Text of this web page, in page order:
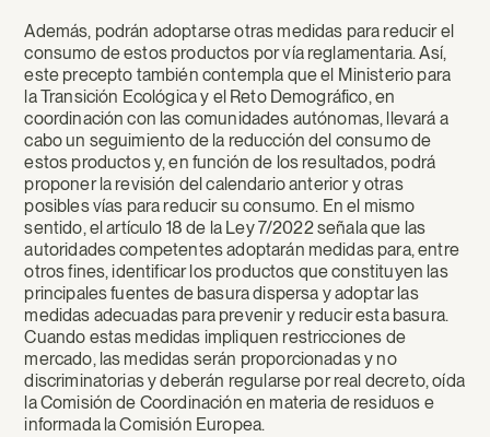
Además, podrán adoptarse otras medidas para reducir el
consumo de estos productos por vía reglamentaria. Así,
este precepto también contempla que el Ministerio para
la Transición Ecológica y el Reto Demográfico, en
coordinación con las comunidades autónomas, llevará a
cabo un seguimiento de la reducción del consumo de
estos productos y, en función de los resultados, podrá
proponer la revisión del calendario anterior y otras
posibles vías para reducir su consumo. En el mismo
sentido, el artículo 18 de la Ley 7/2022 señala que las
autoridades competentes adoptarán medidas para, entre
otros fines, identificar los productos que constituyen las
principales fuentes de basura dispersa y adoptar las
medidas adecuadas para prevenir y reducir esta basura.
Cuando estas medidas impliquen restricciones de
mercado, las medidas serán proporcionadas y no
discriminatorias y deberán regularse por real decreto, oída
la Comisión de Coordinación en materia de residuos e
informada la Comisión Europea.